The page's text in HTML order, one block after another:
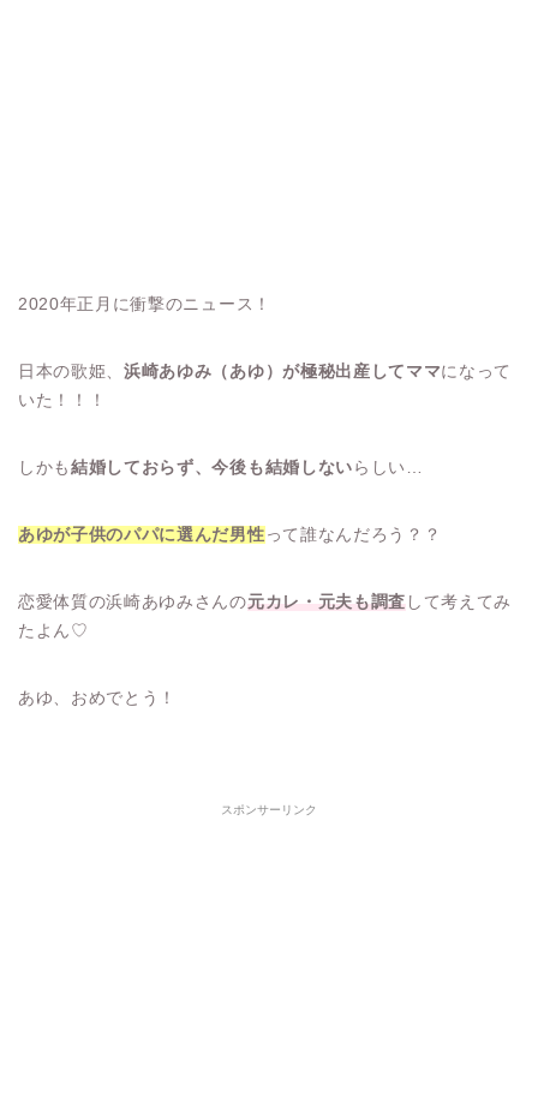
2020年正月に衝撃のニュース！
日本の歌姫、浜崎あゆみ（あゆ）が極秘出産してママになって
いた！！！
しかも結婚しておらず、今後も結婚しない らしい…
あゆが子供のパパに選んだ男性 って誰なんだろう？？
恋愛体質の浜崎あゆみさんの元カレ・元夫も調査 して考えてみ
たよん♡
あゆ、おめでとう！
スポンサーリンク